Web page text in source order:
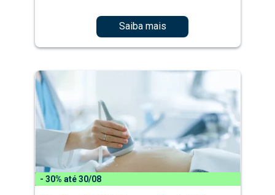
Saiba mais
- 30% até 30/08